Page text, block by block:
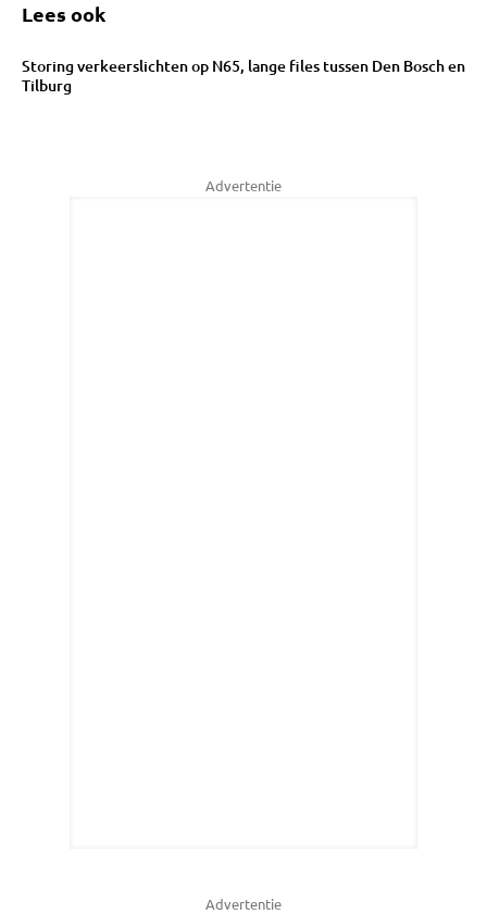
Lees ook
Storing verkeerslichten op N65, lange files tussen Den Bosch en
Tilburg
Advertentie
Advertentie